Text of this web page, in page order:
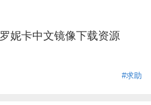
妮卡中文镜像下载资源
#求助